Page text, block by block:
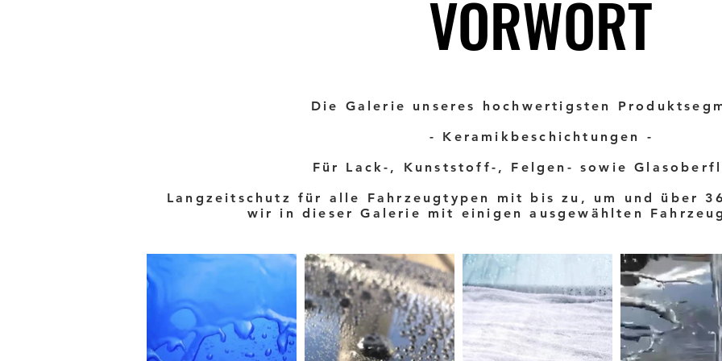
VORWORT
VORWORT
Die Galerie unseres hochwertigsten
- Keramikbeschichtungen -
Für Lack-, Kunststoff-, Felgen- sowie
Langzeitschutz für alle Fahrzeugtypen mit bis zu, um und über
wir in dieser Galerie mit einigen ausgewählten